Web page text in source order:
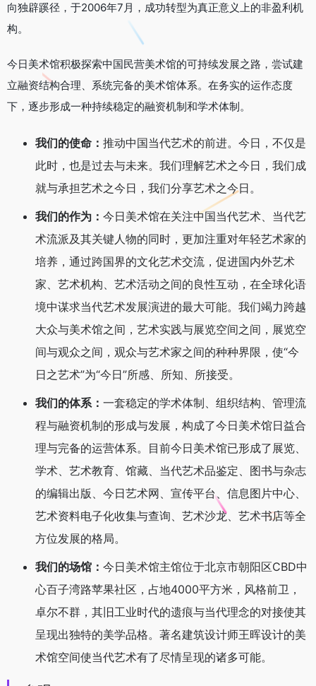
向独辟蹊径，于2006年7月，成功转型为真正意义上的非盈利机
构。
今日美术馆积极探索中国民营美术馆的可持续发展之路，尝试建
立融资结构合理、系统完备的美术馆体系。在务实的运作态度
下，逐步形成一种持续稳定的融资机制和学术体制。
我们的使命： 推动中国当代艺术的前进。今日，不仅是
此时，也是过去与未来。我们理解艺术之今日，我们成
就与承担艺术之今日，我们分享艺术之今日。
我们的作为： 今日美术馆在关注中国当代艺术、当代艺
术流派及其关键人物的同时，更加注重对年轻艺术家的
培养，通过跨国界的文化艺术交流，促进国内外艺术
家、艺术机构、艺术活动之间的良性互动，在全球化语
境中谋求当代艺术发展演进的最大可能。我们竭力跨越
大众与美术馆之间，艺术实践与展览空间之间，展览空
间与观众之间，观众与艺术家之间的种种界限，使“今
日之艺术”为“今日”所感、所知、所接受。
我们的体系： 一套稳定的学术体制、组织结构、管理流
程与融资机制的形成与发展，构成了今日美术馆日益合
理与完备的运营体系。目前今日美术馆已形成了展览、
学术、艺术教育、馆藏、当代艺术品鉴定、图书与杂志
的编辑出版、今日艺术网、宣传平台、信息图片中心、
艺术资料电子化收集与查询、艺术沙龙、艺术书店等全
方位发展的格局。
我们的场馆： 今日美术馆主馆位于北京市朝阳区CBD中
心百子湾路苹果社区，占地4000平方米，风格前卫，
卓尔不群，其旧工业时代的遗痕与当代理念的对接使其
呈现出独特的美学品格。著名建筑设计师王晖设计的美
术馆空间使当代艺术有了尽情呈现的诸多可能。